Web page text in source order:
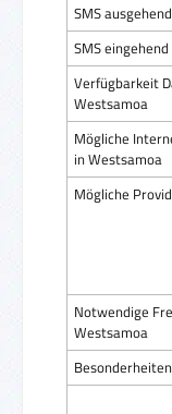
SMS ausgehend
SMS eingehend
Verfügbarkeit
Westsamoa
Mögliche
in Westsamoa
Mögliche
Notwendige
Westsamoa
Besonderheiten